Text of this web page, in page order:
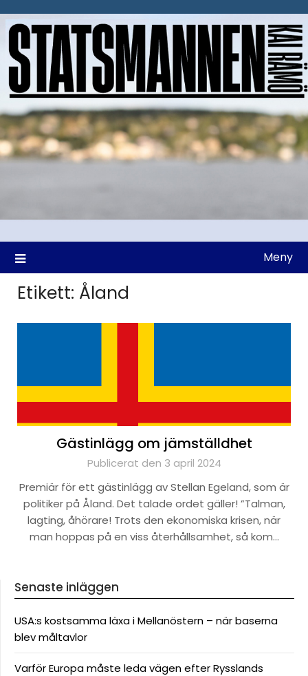
till
Meny
Etikett: Åland
Gästinlägg om jämställdhet
Publicerat den 3 april 2024
Premiär för ett gästinlägg av Stellan Egeland, som är
politiker på Åland. Det talade ordet gäller! ”Talman,
lagting, åhörare! Trots den ekonomiska krisen, när
man hoppas på en viss återhållsamhet, så kom…
Senaste inläggen
USA:s kostsamma läxa i Mellanöstern – när baserna
blev måltavlor
Varför Europa måste leda vägen efter Rysslands